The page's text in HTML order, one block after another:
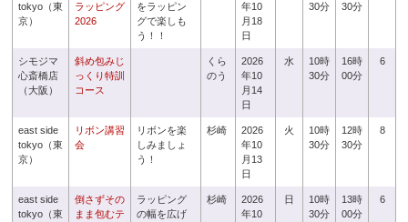
tokyo（東
京）
ラッピング
2026
をラッピン
グで楽しも
う！！
年10
月18
日
30分
30分
シモジマ
心斎橋店
（大阪）
斜め包みじ
っくり特訓
コース
くら
のう
2026
年10
月14
日
水
10時
30分
16時
00分
6
east side
tokyo（東
京）
リボン講習
会
リボンを楽
しみましょ
う！
杉崎
2026
年10
月13
日
火
10時
30分
12時
30分
8
east side
tokyo（東
倒さずその
まま包むテ
ラッピング
の幅を広げ
杉崎
2026
年10
日
10時
30分
13時
00分
6